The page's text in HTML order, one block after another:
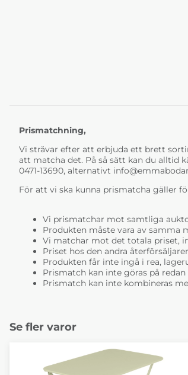
Prismatchning,
Vi strävar efter att erbjuda ett brett
att matcha det. På så sätt kan du alltid
0471-13690, alternativt
För att vi ska kunna prismatcha gäller
Vi prismatchar mot samtliga
Produkten måste vara av samma
Vi matchar mot det totala priset,
Priset hos den andra
Produkten får inte ingå i rea,
Prismatch kan inte göras på
Prismatch kan inte kombineras
Se fler varor